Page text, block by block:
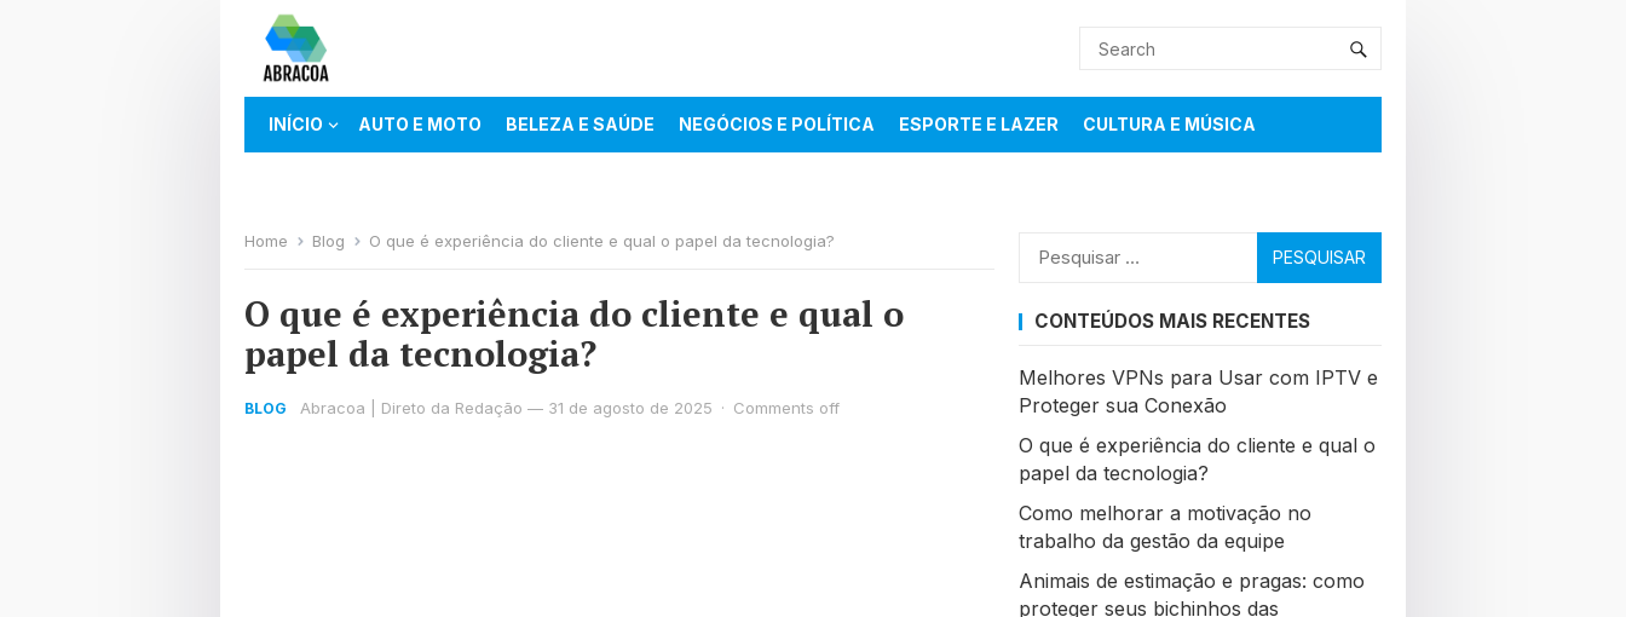
INÍCIO AUTO E MOTO BELEZA E SAÚDE NEGÓCIOS E POLÍTICA ESPORTE E LAZER CULTURA E MÚSICA
Home Blog O que é experiência do cliente e qual o papel da tecnologia?
O que é experiência do cliente e qual o
papel da tecnologia?
BLOG Abracoa | Direto da Redação — 31 de agosto de 2025 · Comments off
Pesquisar
CONTEÚDOS MAIS RECENTES
Melhores VPNs para Usar com IPTV e
Proteger sua Conexão
O que é experiência do cliente e qual o
papel da tecnologia?
Como melhorar a motivação no
trabalho da gestão da equipe
Animais de estimação e pragas: como
proteger seus bichinhos das